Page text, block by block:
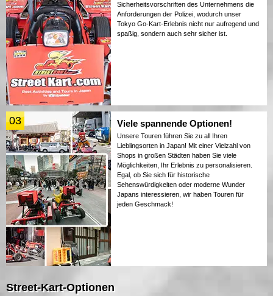
Sicherheitsvorschriften des Unternehmens die
Anforderungen der Polizei, wodurch unser
Tokyo Go-Kart-Erlebnis nicht nur aufregend und
spaßig, sondern auch sehr sicher ist.
03 Viele spannende Optionen!
Unsere Touren führen Sie zu all Ihren
Lieblingsorten in Japan! Mit einer Vielzahl von
Shops in großen Städten haben Sie viele
Möglichkeiten, Ihr Erlebnis zu personalisieren.
Egal, ob Sie sich für historische
Sehenswürdigkeiten oder moderne Wunder
Japans interessieren, wir haben Touren für
jeden Geschmack!
Street-Kart-Optionen